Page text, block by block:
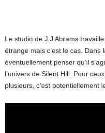
Le studio de J.J Abrams
étrange mais c’est le cas.
éventuellement penser qu’il
l’univers de Silent Hill. Pour
plusieurs, c’est potentiellement